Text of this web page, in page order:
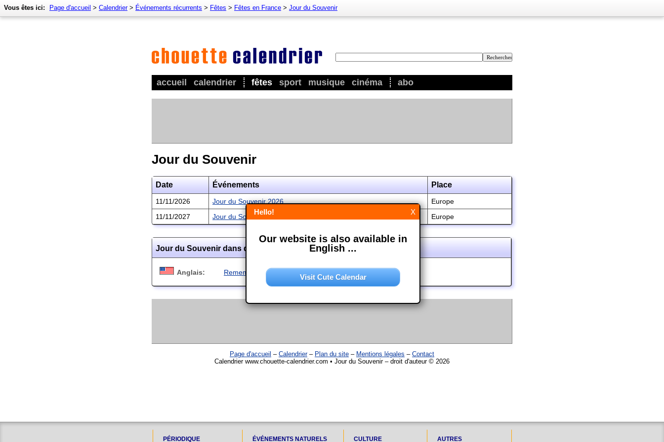
accueil calendrier fêtes sport musique cinéma abo
Vous êtes ici: Page d'accueil > Calendrier> Événements récurrents > Fêtes > Fêtes en France > Jour du Souvenir
Jour du Souvenir
Date Événements Place
11/11/2026 Jour du Souvenir 2026
Europe
11/11/2027
Jour du Souvenir 2027 Europe
Jour du Souvenir dans d'autres langues
Anglais: Remembrance Day
Page d'accueil – Calendrier– Plan du site – Mentions légales – Contact
Calendrier www.chouette-calendrier.com • Jour du Souvenir – droit d'auteur © 2026
PÉRIODIQUE ÉVÉNEMENTS NATURELS CULTURE AUTRES
X
Hello!
Our website is also available in
English ...
Visit Cute Calendar